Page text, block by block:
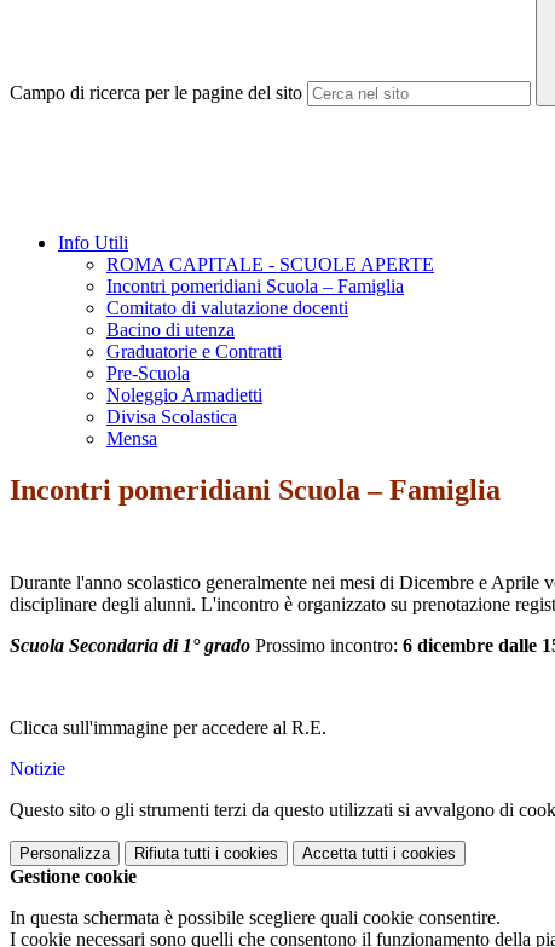
Campo di ricerca per le pagine del sito
Info Utili
ROMA CAPITALE - SCUOLE APERTE
Incontri pomeridiani Scuola – Famiglia
Comitato di valutazione docenti
Bacino di utenza
Graduatorie e Contratti
Pre-Scuola
Noleggio Armadietti
Divisa Scolastica
Mensa
Incontri pomeridiani Scuola – Famiglia
Durante l'anno scolastico generalmente nei mesi di Dicembre e
disciplinare degli alunni. L'incontro è organizzato su prenotazione
Scuola Secondaria di 1° grado Prossimo incontro: 6 dicembre dalle
Clicca sull'immagine per accedere al R.E.
Notizie
Questo sito o gli strumenti terzi da questo utilizzati si avvalgono di
Personalizza Rifiuta tutti i cookies Accetta tutti i cookies
Gestione cookie
In questa schermata è possibile scegliere quali cookie consentire.
I cookie necessari sono quelli che consentono il funzionamento della